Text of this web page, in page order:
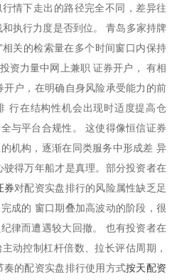
情下走出的路径完全不同，差异往
执行力度是否到位。 青岛多家持牌
关的检索量在多个时间窗口内保持
资力量中网上兼职 证券开户， 有相
户，在明确自身风险承受能力的前
行在结构性机会出现时适度提高仓
与平台合规性。 这使得像恒信证券
机构，逐渐在同类服务中形成差 异
得万年船才是真理。部分投资者在
券对配资实盘排行的风险属性缺乏足
成的 窗口期叠加高波动的阶段，很
律而遭遇较大回撤。 也有投资者在
动控制杠杆倍数、拉长评估周期，
的配资实盘排行使用方式按天配资